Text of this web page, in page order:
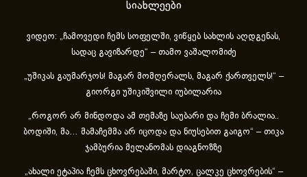
სიახლეები
ვიდეო: „ჩამოვედი ჩემს სოფელში, ვიწყებ სახლის აღდგენას,
სადაც გავიზარდე“ – თამო ვაშალომიძე
„უშიკას გაუმარჯოს! მაგარ მომღერალს, მაგარ ქართველს!“ –
გიორგი უშიკიშვილი იუბილარია
„როგორ არ მინდოდა ამ თემაზე საუბარი და ჩემი ბრალია..
ბოდიში, მა… მამაჩემმა არ იცოდა და ნიუსებით გაიგო“ – თიკა
ჯამბურია მელანომას დიაგნოზზე
„ახა­ლი ეტა­პია ჩემს ცხოვ­რე­ბა­ში, მარ­ტო, ცალ­კე ცხოვ­რე­ბის“ –